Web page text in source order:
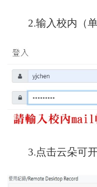
2.输入校内（单
3.点击云朵可开